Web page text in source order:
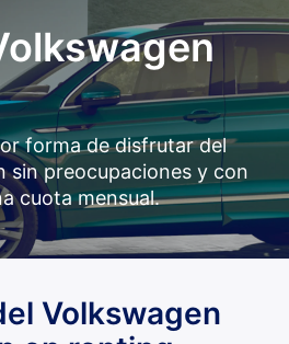
forma de disfrutar del
sin preocupaciones y con
cuota mensual.
Volkswagen